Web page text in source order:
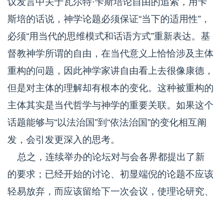
斯培的话说，神学论题必须保证“当下的适用性”，
必须“用当代的思维模式和话语方式”重新表达。基
督教神学所谓的自由，在当代意义上恰恰涉及主体
重构的问题，因此神学家讲自由看上去很像康德，
但是对主体的理解却有根本的变化。这种被重构的
主体其实是当代哲学与神学的重要关联。如果这个
话题能够与“以法治国”到“依法治国”的变化相互阐
发，会引发更深入的思考。
总之，连续举办的论坛对与会各界都提出了新
的要求；已经开始的讨论、初显端倪的论题不应该
轻易放弃，而应该留给下一次会议，使理论研究、